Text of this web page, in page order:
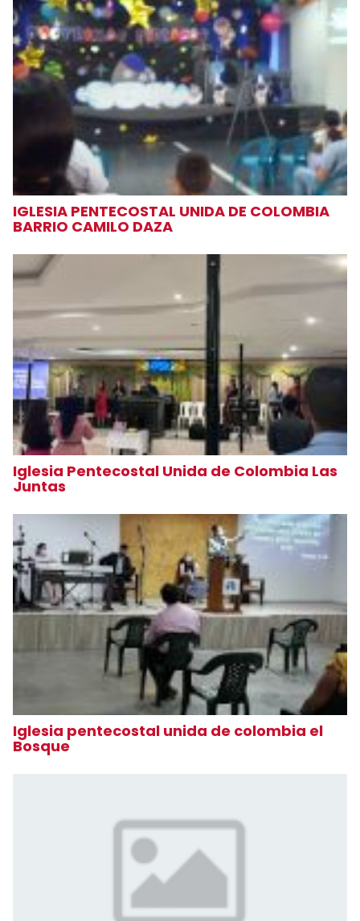
IGLESIA PENTECOSTAL UNIDA DE COLOMBIA
BARRIO CAMILO DAZA
Iglesia Pentecostal Unida de Colombia Las
Juntas
Iglesia pentecostal unida de colombia el
Bosque